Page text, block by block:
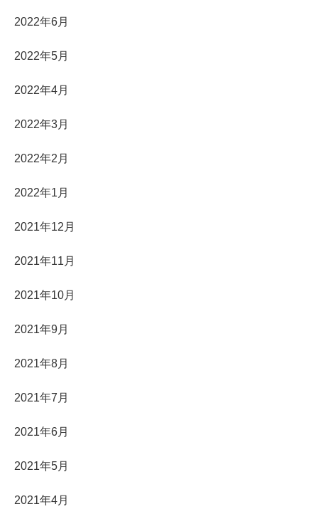
2022年6月
2022年5月
2022年4月
2022年3月
2022年2月
2022年1月
2021年12月
2021年11月
2021年10月
2021年9月
2021年8月
2021年7月
2021年6月
2021年5月
2021年4月